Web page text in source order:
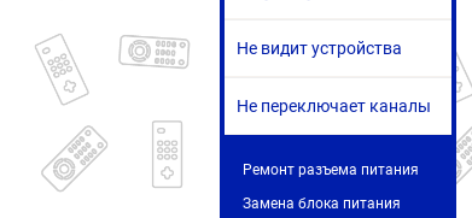
Не видит устройства
Не переключает каналы
Ремонт разъема питания
Замена блока питания